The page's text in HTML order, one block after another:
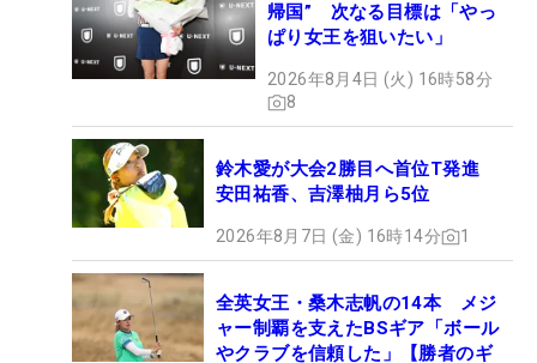
帰国” 次なる目標は「やっ
ぱり女王を狙いたい」
2026年8月4日 (火) 16時58分
8
鈴木愛が大会2勝目へ首位T発進
安田祐香、吉澤柚月ら5位
2026年8月7日 (金) 16時14分 1
全英女王・桑木志帆の14本 メジ
ャー制覇を支えたBSギア「ボール
やクラブを信頼した」【勝者のギ